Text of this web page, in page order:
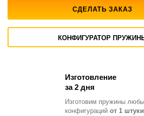
СДЕЛАТЬ ЗАКАЗ
КОНФИГУРАТОР
Изготовление
за 2 дня
Изготовим пружины
конфигураций от 1 штуки